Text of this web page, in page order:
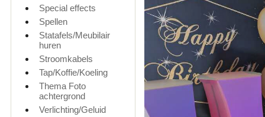
Special effects
Spellen
Statafels/Meubilair
huren
Stroomkabels
Tap/Koffie/Koeling
Thema Foto
achtergrond
Verlichting/Geluid